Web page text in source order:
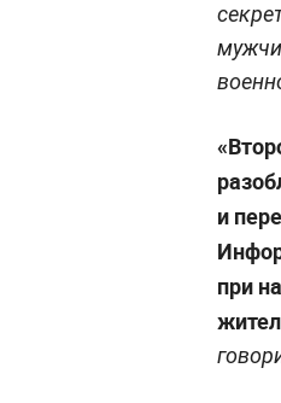
и
при